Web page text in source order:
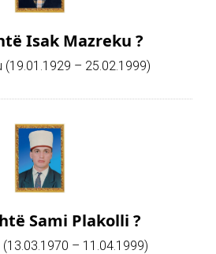
Isak Mazreku ?
(19.01.1929 – 25.02.1999)
Sami Plakolli ?
(13.03.1970 – 11.04.1999)